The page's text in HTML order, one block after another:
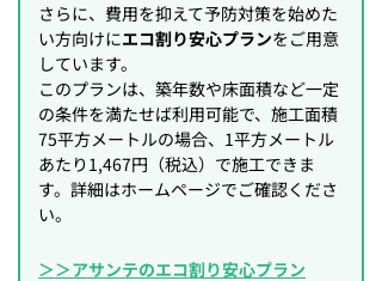
さらに、費用を抑えて予防対策を始めた
い方向けにエコ割り安心プランをご用意
しています。
このプランは、築年数や床面積など一定
の条件を満たせば利用可能で、施工面積
75平方メートルの場合、1平方メートル
あたり1,467円（税込）で施工できま
す。詳細はホームページでご確認くださ
い。
＞＞アサンテのエコ割り安心プラン